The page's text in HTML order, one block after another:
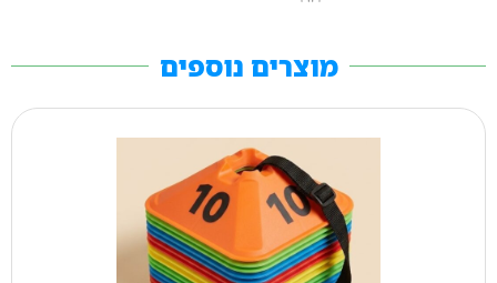
מוצרים נוספים